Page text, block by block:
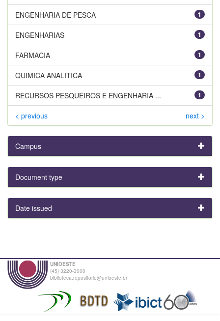
1
ENGENHARIA DE PESCA
1
ENGENHARIAS
1
FARMACIA
1
QUIMICA ANALITICA
1
RECURSOS PESQUEIROS E ENGENHARIA ...
< previous next >
Campus
Document type
Date issued
UNIOESTE
(45) 3220-3000
biblioteca.repositorio@unioeste.br